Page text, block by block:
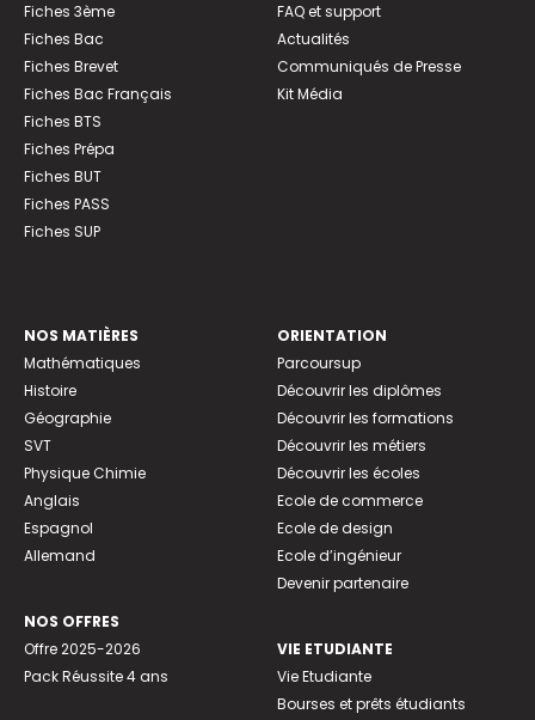
Fiches 3ème
Fiches Bac
Fiches Brevet
Fiches Bac Français
Fiches BTS
Fiches Prépa
Fiches BUT
Fiches PASS
Fiches SUP
FAQ et support
Actualités
Communiqués de Presse
Kit Média
NOS MATIÈRES
Mathématiques
Histoire
Géographie
SVT
Physique Chimie
Anglais
Espagnol
Allemand
NOS OFFRES
Offre 2025-2026
Pack Réussite 4 ans
ORIENTATION
Parcoursup
Découvrir les diplômes
Découvrir les formations
Découvrir les métiers
Découvrir les écoles
Ecole de commerce
Ecole de design
Ecole d’ingénieur
Devenir partenaire
VIE ETUDIANTE
Vie Etudiante
Bourses et prêts étudiants